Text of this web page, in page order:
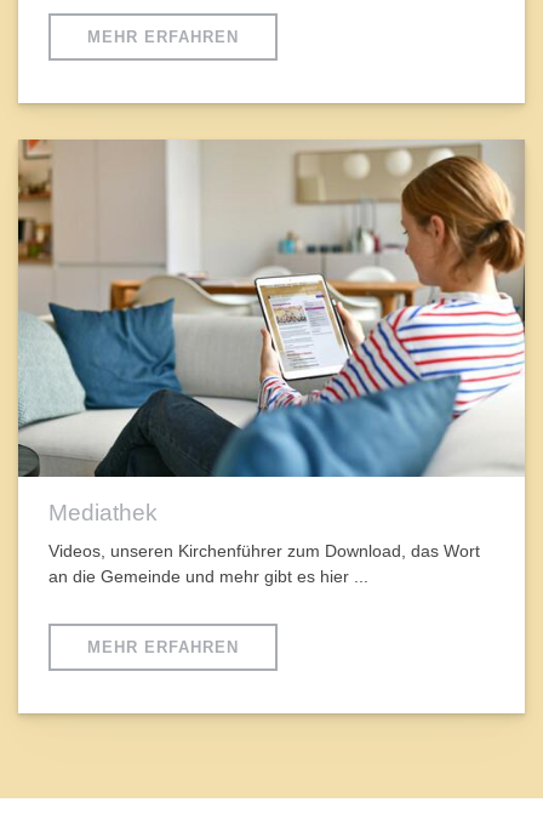
MEHR ERFAHREN
Mediathek
Videos, unseren Kirchenführer zum Download, das Wort
an die Gemeinde und mehr gibt es hier ...
MEHR ERFAHREN